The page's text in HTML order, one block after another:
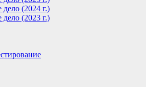
дело (2024 г.)
дело (2023 г.)